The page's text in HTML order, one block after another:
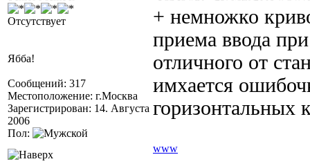
Отсутствует
Ябба!
Сообщений: 317
Местоположение: г.Москва
Зарегистрирован: 14. Августа
2006
Пол:
+ немножко
приема ввода
отличного от
имхается
горизонтальных
www